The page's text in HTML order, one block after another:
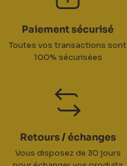
Paiement sécurisé
Toutes vos transactions sont
100% sécurisées
Retours / échanges
Vous disposez de 30 jours